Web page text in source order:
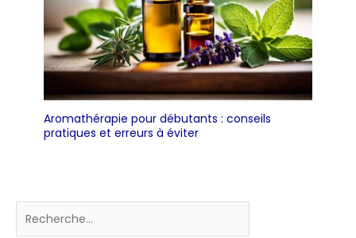
Aromathérapie pour débutants : conseils
pratiques et erreurs à éviter
Rechercher